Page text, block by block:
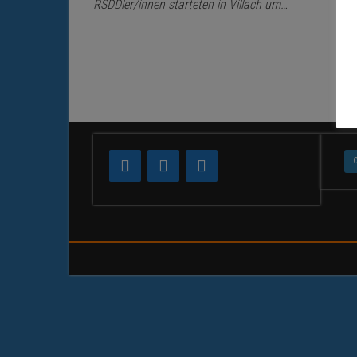
RSDDler/innen starteten in Villach um…
der
Beiträge